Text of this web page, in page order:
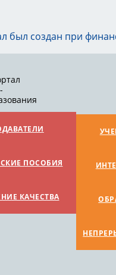
был создан при
ПОСОБИЯ
КАЧЕСТВА